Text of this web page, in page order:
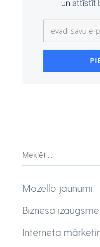
Mozello jaunumi
Biznesa izaugsme
Interneta